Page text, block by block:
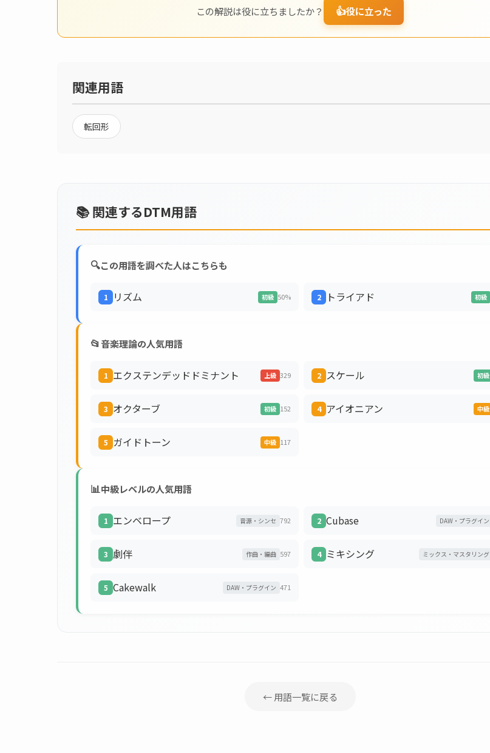
この解説は役に立ちましたか？ 👍役に立った
関連用語
転回形
📚 関連するDTM用語
🔍この用語を調べた人はこちらも
1 リズム 初級 50% 2 トライアド 初級
📂音楽理論の人気用語
1 エクステンデッドドミナント 上級 329 2 スケール 初級
3 オクターブ 初級 152 4 アイオニアン 中級
5 ガイドトーン 中級 117
📊中級レベルの人気用語
1 エンベロープ 音源・シンセ 792 2 Cubase DAW・プラグイン
3 劇伴 作曲・編曲 597 4 ミキシング ミックス・マスタリング
5 Cakewalk DAW・プラグイン 471
← 用語一覧に戻る